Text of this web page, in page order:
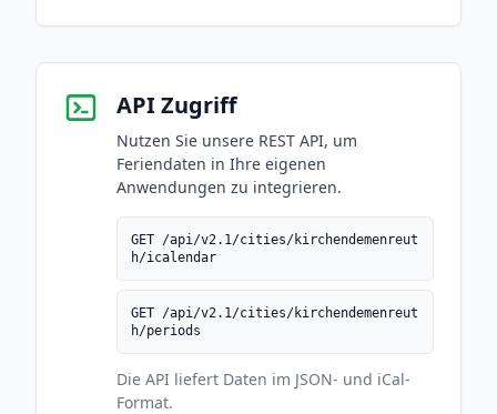
API Zugriff
Nutzen Sie unsere REST API, um
Feriendaten in Ihre eigenen
Anwendungen zu integrieren.
GET /api/v2.1/cities/kirchendemenreut
h/icalendar
GET /api/v2.1/cities/kirchendemenreut
h/periods
Die API liefert Daten im JSON- und iCal-
Format.